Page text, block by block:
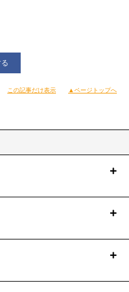
この記事だけ表示 ▲ページトップへ